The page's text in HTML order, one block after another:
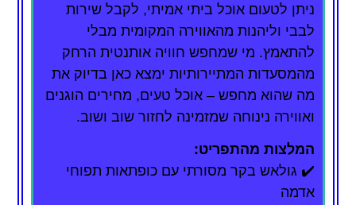
ניתן לטעום אוכל ביתי אמיתי, לקבל שירות
לבבי וליהנות מהאווירה המקומית מבלי
להתאמץ. מי שמחפש חוויה אותנטית הרחק
מהמסעדות המתיירותיות ימצא כאן בדיוק את
מה שהוא מחפש – אוכל טעים, מחירים הוגנים
ואווירה נינוחה שמזמינה לחזור שוב ושוב.
המלצות מהתפריט:
✔️ גולאש בקר מסורתי עם כופתאות תפוחי
אדמה